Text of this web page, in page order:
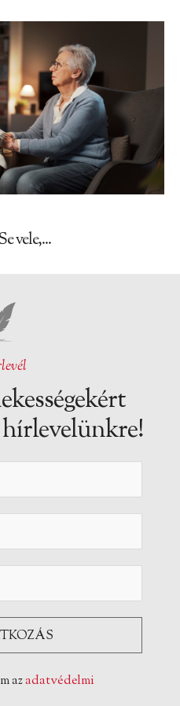
vele,...
azadatvédelmi